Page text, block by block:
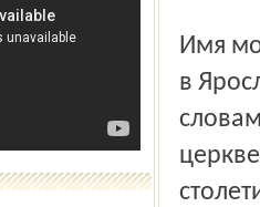
Имя
в